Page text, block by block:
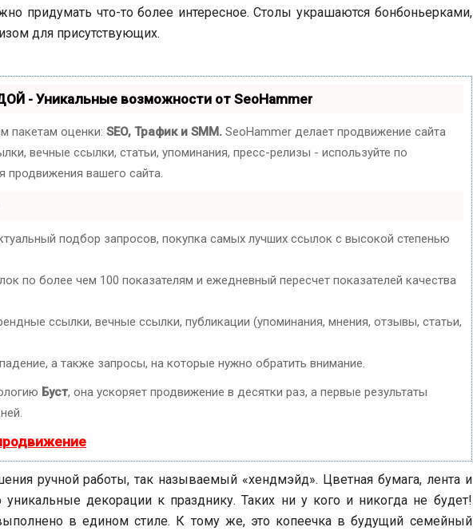
придумать что-то более интересное. Столы украшаются бонбоньерками,
для присутствующих.
- Уникальные возможности от SeoHammer
пакетам оценки: SEO, Трафик и SMM. SeoHammer делает продвижение сайта
вечные ссылки, статьи, упоминания, пресс-релизы - используйте по
продвижения вашего сайта.
подбор запросов, покупка самых лучших ссылок с высокой степенью
по более чем 100 показателям и ежедневный пересчет показателей качества
ссылки, вечные ссылки, публикации (упоминания, мнения, отзывы, статьи,
а также запросы, на которые нужно обратить внимание.
Буст, она ускоряет продвижение в десятки раз, а первые результаты
ручной работы, так называемый «хендмэйд». Цветная бумага, лента и
декорации к празднику. Таких ни у кого и никогда не будет!
в едином стиле. К тому же, это копеечка в будущий семейный